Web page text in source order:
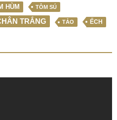
HÙM TÔM SÚ
TRẮNG TẢO ẾCH